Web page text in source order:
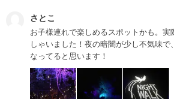
さとこ
お子様連れで楽しめるスポットかも。実
しゃいました！夜の暗闇が少し不気味
なってると思います！